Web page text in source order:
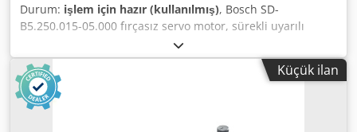
Durum: işlem için hazır (kullanılmış), Bosch SD-
B5.250.015-05.000 fırçasız servo motor, sürekli uyarılı
SN:746000208, bir bağlantı soketi hafif hasarlı, fotoğrafa
bakın, kullanılmış, normal aşınma belirtileri var, %100
işlevsel, teslimat kapsamı fotoğraflardaki gibidir, DİKKAT:
Lütfen paketleme ve nakliye maliyetleri hakkında ayrıca
bilgi alın! DİKKAT: Paketleme ve nakliye için ayrı ayrı ücret
bilgisi alınız! Dkodpfxsi D E U Hj Af Tjr
Küçük ilan